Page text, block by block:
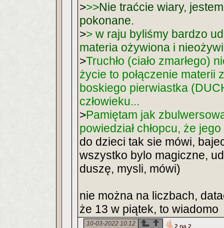
>>>Nie traćcie wiary,
pokonane.
>> w raju byliśmy bardzo
materia ożywiona i
>Truchło (ciało zmarłego)
życie to połączenie materii
boskiego pierwiastka
człowieku...
>Pamiętam jak
powiedział chłopcu, że
do dzieci tak sie mówi,
wszystko bylo magiczne,
duszę, mysli, mówi)
nie można na liczbach,
że 13 w piątek, to wiadomo
10-03-2022 10:12 2 na 2